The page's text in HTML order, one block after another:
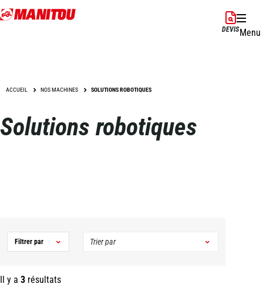
Aller
au
DEVISMenu
ACCUEIL NOS MACHINES SOLUTIONS ROBOTIQUES
Solutions robotiques
Il y a 3 résultats
Filtrer par